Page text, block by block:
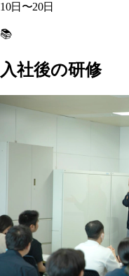
10日〜20日
📚
入社後の研修